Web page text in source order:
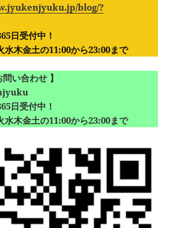
blog/?
受付中！
水木金土の11:00から23:00まで
い合わせ 】
受付中！
の11:00から23:00まで